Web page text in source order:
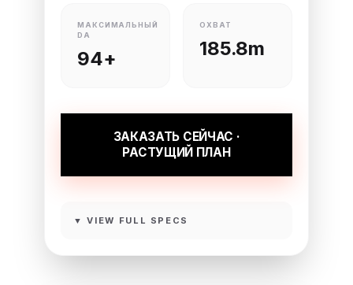
МАКСИМАЛЬНЫЙ
DA
94+
ОХВАТ
185.8m
ЗАКАЗАТЬ СЕЙЧАС ·
РАСТУЩИЙ ПЛАН
▼ VIEW FULL SPECS